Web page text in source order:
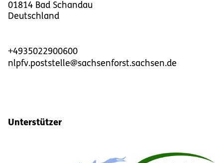
01814 Bad Schandau
Deutschland
+4935022900600
nlpfv.poststelle@sachsenforst.sachsen.de
Unterstützer